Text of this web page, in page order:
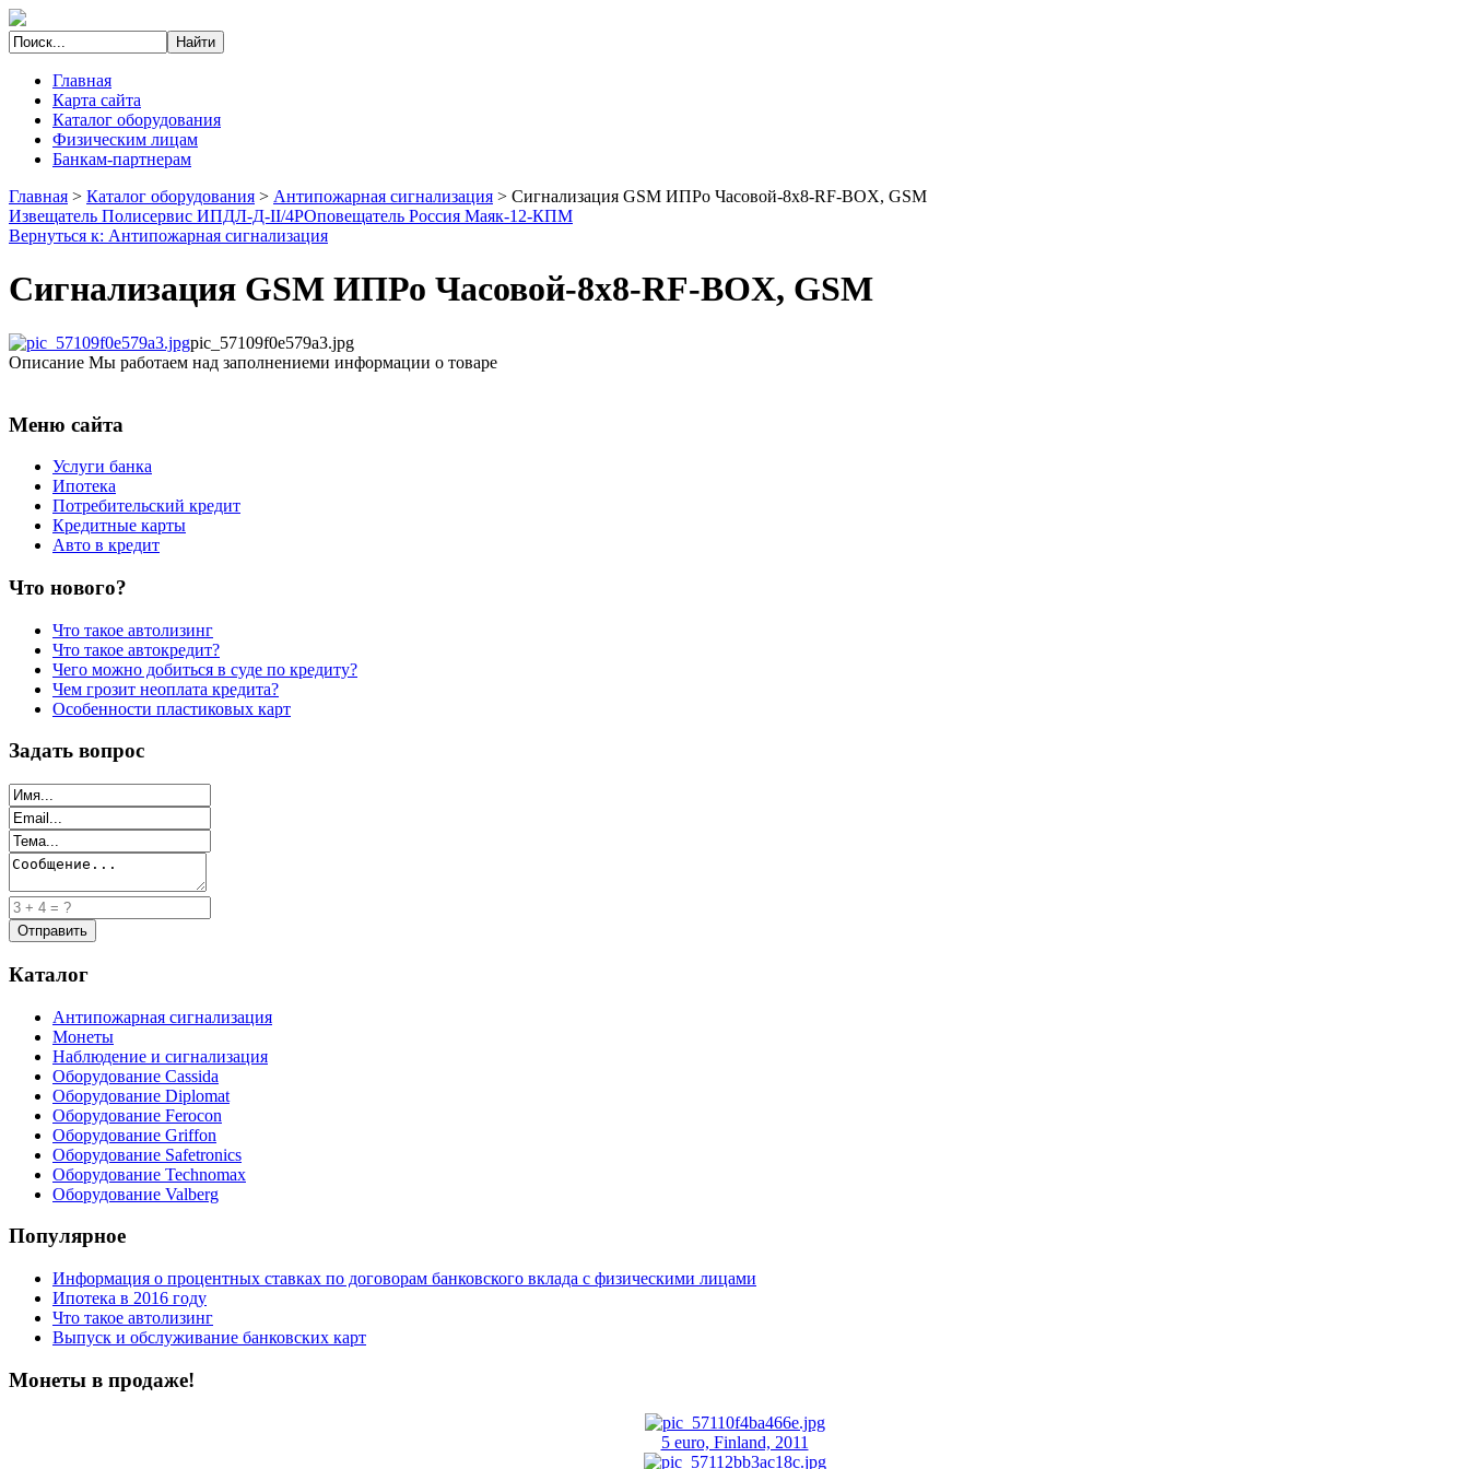
Главная
Карта сайта
Каталог оборудования
Физическим лицам
Банкам-партнерам
Главная > Каталог оборудования > Антипожарная сигнализация > Сигнализация GSM ИПРо Часовой-8х8-RF-BOX, GSM
Извещатель Полисервис ИПДЛ-Д-II/4PОповещатель Россия Маяк-12-КПМ
Вернуться к: Антипожарная сигнализация
Сигнализация GSM ИПРо Часовой-8х8-RF-BOX, GSM
pic_57109f0e579a3.jpg
Описание Мы работаем над заполнениеми информации о товаре
Меню сайта
Услуги банка
Ипотека
Потребительский кредит
Кредитные карты
Авто в кредит
Что нового?
Что такое автолизинг
Что такое автокредит?
Чего можно добиться в суде по кредиту?
Чем грозит неоплата кредита?
Особенности пластиковых карт
Задать вопрос
Каталог
Антипожарная сигнализация
Монеты
Наблюдение и сигнализация
Оборудование Cassida
Оборудование Diplomat
Оборудование Ferocon
Оборудование Griffon
Оборудование Safetronics
Оборудование Technomax
Оборудование Valberg
Популярное
Информация о процентных ставках по договорам банковского вклада с физическими лицами
Ипотека в 2016 году
Что такое автолизинг
Выпуск и обслуживание банковских карт
Монеты в продаже!
5 euro, Finland, 2011